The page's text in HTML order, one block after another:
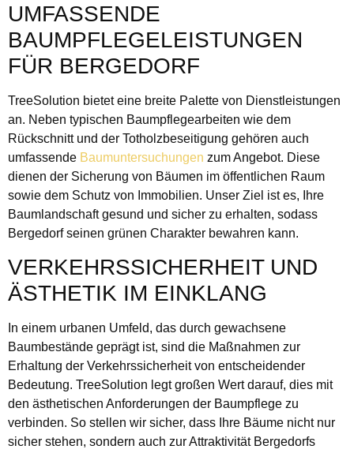
UMFASSENDE
BAUMPFLEGELEISTUNGEN
FÜR BERGEDORF
TreeSolution bietet eine breite Palette von Dienstleistungen
an. Neben typischen Baumpflegearbeiten wie dem
Rückschnitt und der Totholzbeseitigung gehören auch
umfassende Baumuntersuchungen zum Angebot. Diese
dienen der Sicherung von Bäumen im öffentlichen Raum
sowie dem Schutz von Immobilien. Unser Ziel ist es, Ihre
Baumlandschaft gesund und sicher zu erhalten, sodass
Bergedorf seinen grünen Charakter bewahren kann.
VERKEHRSSICHERHEIT UND
ÄSTHETIK IM EINKLANG
In einem urbanen Umfeld, das durch gewachsene
Baumbestände geprägt ist, sind die Maßnahmen zur
Erhaltung der Verkehrssicherheit von entscheidender
Bedeutung. TreeSolution legt großen Wert darauf, dies mit
den ästhetischen Anforderungen der Baumpflege zu
verbinden. So stellen wir sicher, dass Ihre Bäume nicht nur
sicher stehen, sondern auch zur Attraktivität Bergedorfs